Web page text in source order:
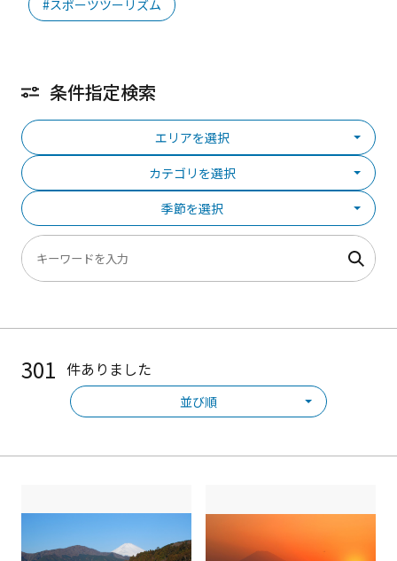
#スポーツツーリズム
条件指定検索
エリアを選択
カテゴリを選択
季節を選択
301 件ありました
並び順